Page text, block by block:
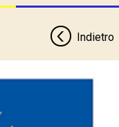
Indietro